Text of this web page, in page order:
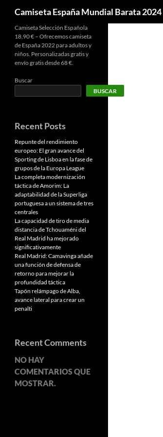
Camiseta España Mundial Barata 2024
Camiseta Selección Española
18,90 € – Ofrecemos camiseta
de España 2022 para adultos y
niños. Personalizadas gratis y
envío gratis desde 68 €.
Buscar
BUSCAR
Recent Posts
Repunte del rendimiento
europeo: El gran avance del
Sporting de Lisboa en la fase de
grupos de la Europa League
La completa modernización
táctica de Amorim: La
adaptabilidad de la Superliga
portuguesa a un sistema de tres
centrales
La capacidad de tiro de media
distancia de Tchouaméni del
Real Madrid ha mejorado
significativamente
Real Madrid: Camavinga añade
una función de defensa de
retorno para mejorar la
profundidad táctica
Tapón relámpago de Alba,
avance lateral para crear un
penalti
Recent Comments
NO HAY
COMENTARIOS QUE
MOSTRAR.